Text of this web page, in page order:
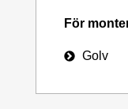
För
Golv